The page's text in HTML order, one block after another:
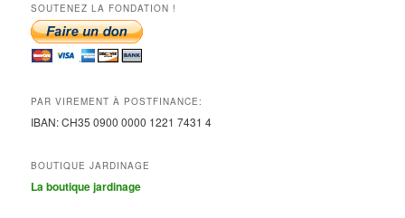
SOUTENEZ LA FONDATION !
PAR VIREMENT À POSTFINANCE:
IBAN:CH35 0900 0000 1221 74314
BOUTIQUE JARDINAGE
La boutique jardinage